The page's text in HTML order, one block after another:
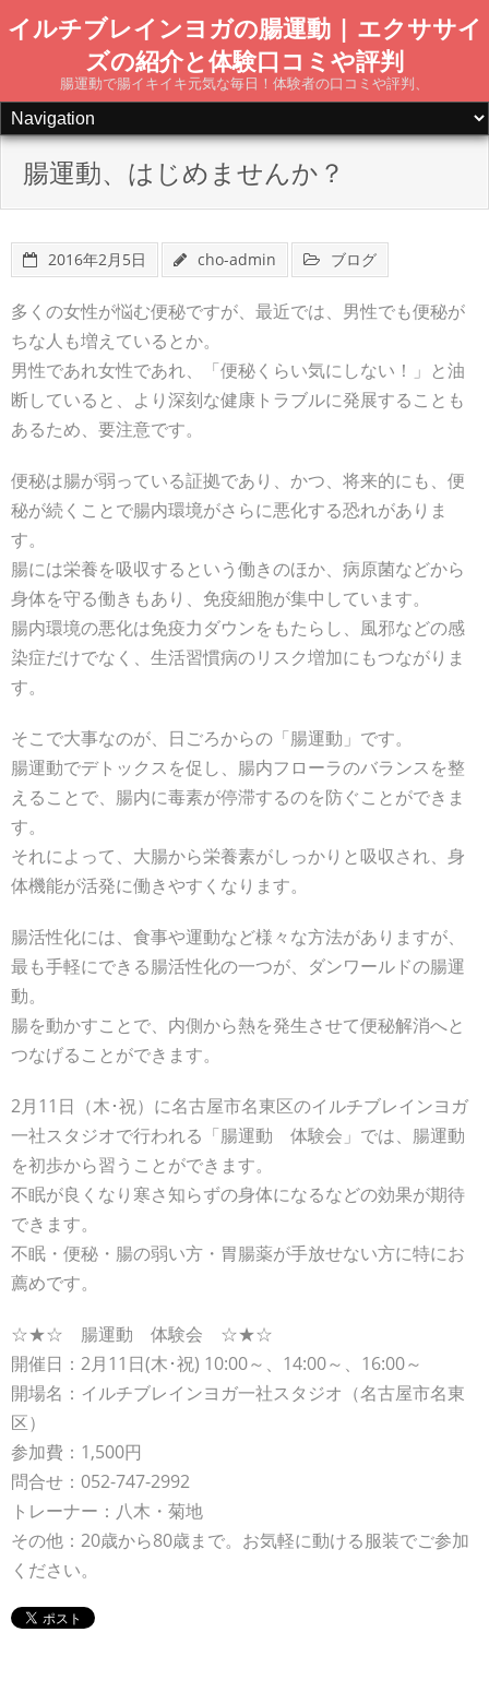
Skip
content
イルチブレインヨガの腸運動 | エクササイ
ズの紹介と体験口コミや評判
腸運動で腸イキイキ元気な毎日！体験者の口コミや評判、
腸運動、はじめませんか？
2016年2月5日 cho-admin ブログ
多くの女性が悩む便秘ですが、最近では、男性でも便秘が
ちな人も増えているとか。
男性であれ女性であれ、「便秘くらい気にしない！」と油
断していると、より深刻な健康トラブルに発展することも
あるため、要注意です。
便秘は腸が弱っている証拠であり、かつ、将来的にも、便
秘が続くことで腸内環境がさらに悪化する恐れがありま
す。
腸には栄養を吸収するという働きのほか、病原菌などから
身体を守る働きもあり、免疫細胞が集中しています。
腸内環境の悪化は免疫力ダウンをもたらし、風邪などの感
染症だけでなく、生活習慣病のリスク増加にもつながりま
す。
そこで大事なのが、日ごろからの「腸運動」です。
腸運動でデトックスを促し、腸内フローラのバランスを整
えることで、腸内に毒素が停滞するのを防ぐことができま
す。
それによって、大腸から栄養素がしっかりと吸収され、身
体機能が活発に働きやすくなります。
腸活性化には、食事や運動など様々な方法がありますが、
最も手軽にできる腸活性化の一つが、ダンワールドの腸運
動。
腸を動かすことで、内側から熱を発生させて便秘解消へと
つなげることができます。
2月11日（木･祝）に名古屋市名東区のイルチブレインヨガ
一社スタジオで行われる「腸運動 体験会」では、腸運動
を初歩から習うことができます。
不眠が良くなり寒さ知らずの身体になるなどの効果が期待
できます。
不眠・便秘・腸の弱い方・胃腸薬が手放せない方に特にお
薦めです。
☆★☆ 腸運動 体験会 ☆★☆
開催日：2月11日(木･祝) 10:00～、14:00～、16:00～
開場名：イルチブレインヨガ一社スタジオ（名古屋市名東
区）
参加費：1,500円
問合せ：052-747-2992
トレーナー：八木・菊地
その他：20歳から80歳まで。お気軽に動ける服装でご参加
ください。